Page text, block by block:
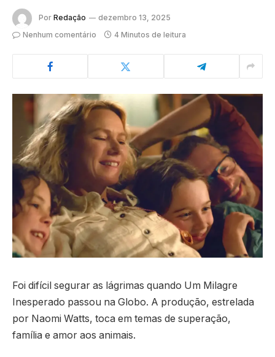
Por Redação
dezembro 13, 2025
Nenhum comentário
4 Minutos de leitura
Foi difícil segurar as lágrimas quando Um Milagre
Inesperado passou na Globo. A produção, estrelada
por Naomi Watts, toca em temas de superação,
família e amor aos animais.